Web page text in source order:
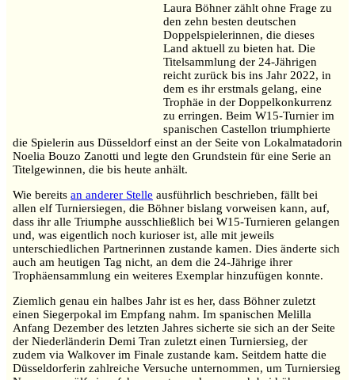
Laura Böhner zählt ohne Frage zu
den zehn besten deutschen
Doppelspielerinnen, die dieses
Land aktuell zu bieten hat. Die
Titelsammlung der 24-Jährigen
reicht zurück bis ins Jahr 2022, in
dem es ihr erstmals gelang, eine
Trophäe in der Doppelkonkurrenz
zu erringen. Beim W15-Turnier im
spanischen Castellon triumphierte
die Spielerin aus Düsseldorf einst an der Seite von Lokalmatadorin
Noelia Bouzo Zanotti und legte den Grundstein für eine Serie an
Titelgewinnen, die bis heute anhält.
Wie bereits an anderer Stelle ausführlich beschrieben, fällt bei
allen elf Turniersiegen, die Böhner bislang vorweisen kann, auf,
dass ihr alle Triumphe ausschließlich bei W15-Turnieren gelangen
und, was eigentlich noch kurioser ist, alle mit jeweils
unterschiedlichen Partnerinnen zustande kamen. Dies änderte sich
auch am heutigen Tag nicht, an dem die 24-Jährige ihrer
Trophäensammlung ein weiteres Exemplar hinzufügen konnte.
Ziemlich genau ein halbes Jahr ist es her, dass Böhner zuletzt
einen Siegerpokal im Empfang nahm. Im spanischen Melilla
Anfang Dezember des letzten Jahres sicherte sie sich an der Seite
der Niederländerin Demi Tran zuletzt einen Turniersieg, der
zudem via Walkover im Finale zustande kam. Seitdem hatte die
Düsseldorferin zahlreiche Versuche unternommen, um Turniersieg